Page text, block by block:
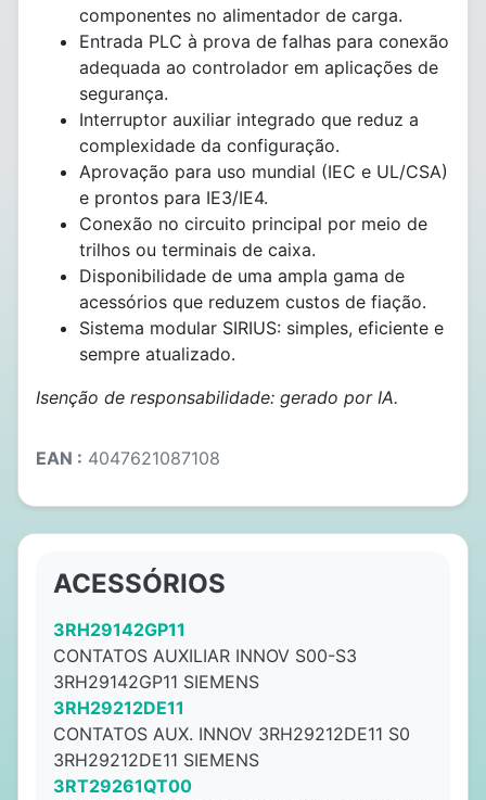
componentes no alimentador de carga.
Entrada PLC à prova de falhas para conexão
adequada ao controlador em aplicações de
segurança.
Interruptor auxiliar integrado que reduz a
complexidade da configuração.
Aprovação para uso mundial (IEC e UL/CSA)
e prontos para IE3/IE4.
Conexão no circuito principal por meio de
trilhos ou terminais de caixa.
Disponibilidade de uma ampla gama de
acessórios que reduzem custos de fiação.
Sistema modular SIRIUS: simples, eficiente e
sempre atualizado.
Isenção de responsabilidade: gerado por IA.
EAN : 4047621087108
ACESSÓRIOS
3RH29142GP11
CONTATOS AUXILIAR INNOV S00-S3
3RH29142GP11 SIEMENS
3RH29212DE11
CONTATOS AUX. INNOV 3RH29212DE11 S0
3RH29212DE11 SIEMENS
3RT29261QT00